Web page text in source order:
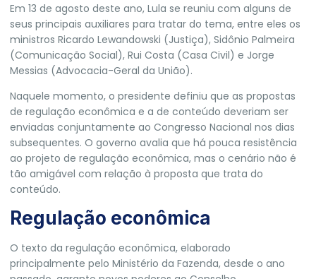
Em 13 de agosto deste ano, Lula se reuniu com alguns de
seus principais auxiliares para tratar do tema, entre eles os
ministros Ricardo Lewandowski (Justiça), Sidônio Palmeira
(Comunicação Social), Rui Costa (Casa Civil) e Jorge
Messias (Advocacia-Geral da União).
Naquele momento, o presidente definiu que as propostas
de regulação econômica e a de conteúdo deveriam ser
enviadas conjuntamente ao Congresso Nacional nos dias
subsequentes. O governo avalia que há pouca resistência
ao projeto de regulação econômica, mas o cenário não é
tão amigável com relação à proposta que trata do
conteúdo.
Regulação econômica
O texto da regulação econômica, elaborado
principalmente pelo Ministério da Fazenda, desde o ano